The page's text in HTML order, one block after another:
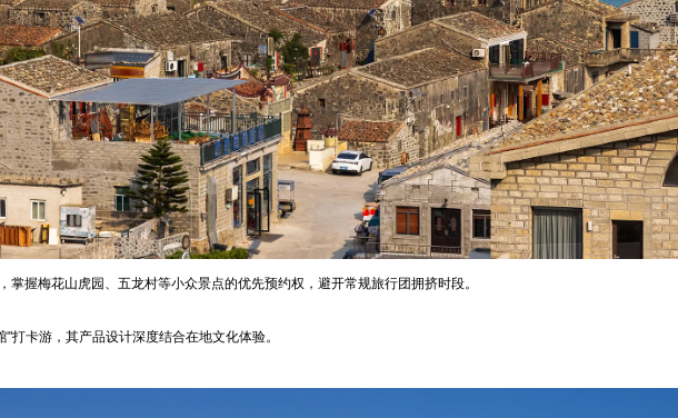
掌握梅花山虎园、五龙村等小众景点的优先预约权，避开常规旅行团拥挤时段。
打卡游，其产品设计深度结合在地文化体验。